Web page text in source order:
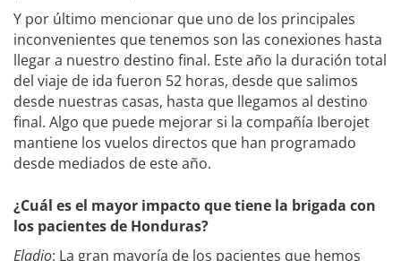
Y por último mencionar que uno de los principales
inconvenientes que tenemos son las conexiones hasta
llegar a nuestro destino final. Este año la duración total
del viaje de ida fueron 52 horas, desde que salimos
desde nuestras casas, hasta que llegamos al destino
final. Algo que puede mejorar si la compañía Iberojet
mantiene los vuelos directos que han programado
desde mediados de este año.
¿Cuál es el mayor impacto que tiene la brigada con
los pacientes de Honduras?
Eladio: La gran mayoría de los pacientes que hemos